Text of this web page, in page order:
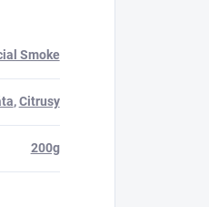
Smoke
,Citrusy
200g